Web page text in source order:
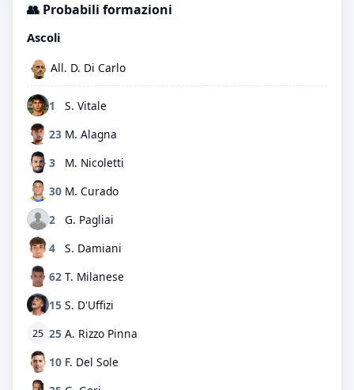
👥 Probabili formazioni
Ascoli
All. D. Di Carlo
1
S. Vitale
23 M. Alagna
3
M. Nicoletti
30 M. Curado
2
G. Pagliai
4
S. Damiani
62 T. Milanese
15 S. D'Uffizi
25 25 A. Rizzo Pinna
10 F. Del Sole